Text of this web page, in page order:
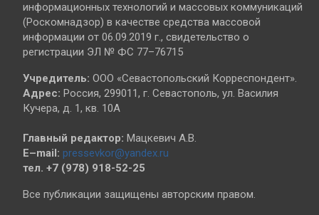
информационных технологий и массовых коммуникаций
(Роскомнадзор) в качестве средства массовой
информации от 06.09.2019 г., свидетельство о
регистрации ЭЛ № ФС 77–76715
Учредитель: ООО «Севастопольский Корреспондент».
Адрес: Россия, 299011, г. Севастополь, ул. Василия
Кучера, д. 1, кв. 10А
Главный редактор: Мацкевич А.В.
E–mail: pressevkor@yandex.ru
тел. +7 (978) 918-52-25
Все публикации защищены авторским правом.